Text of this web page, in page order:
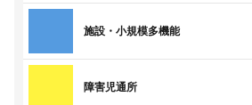
施設・小規模多機能
障害児通所